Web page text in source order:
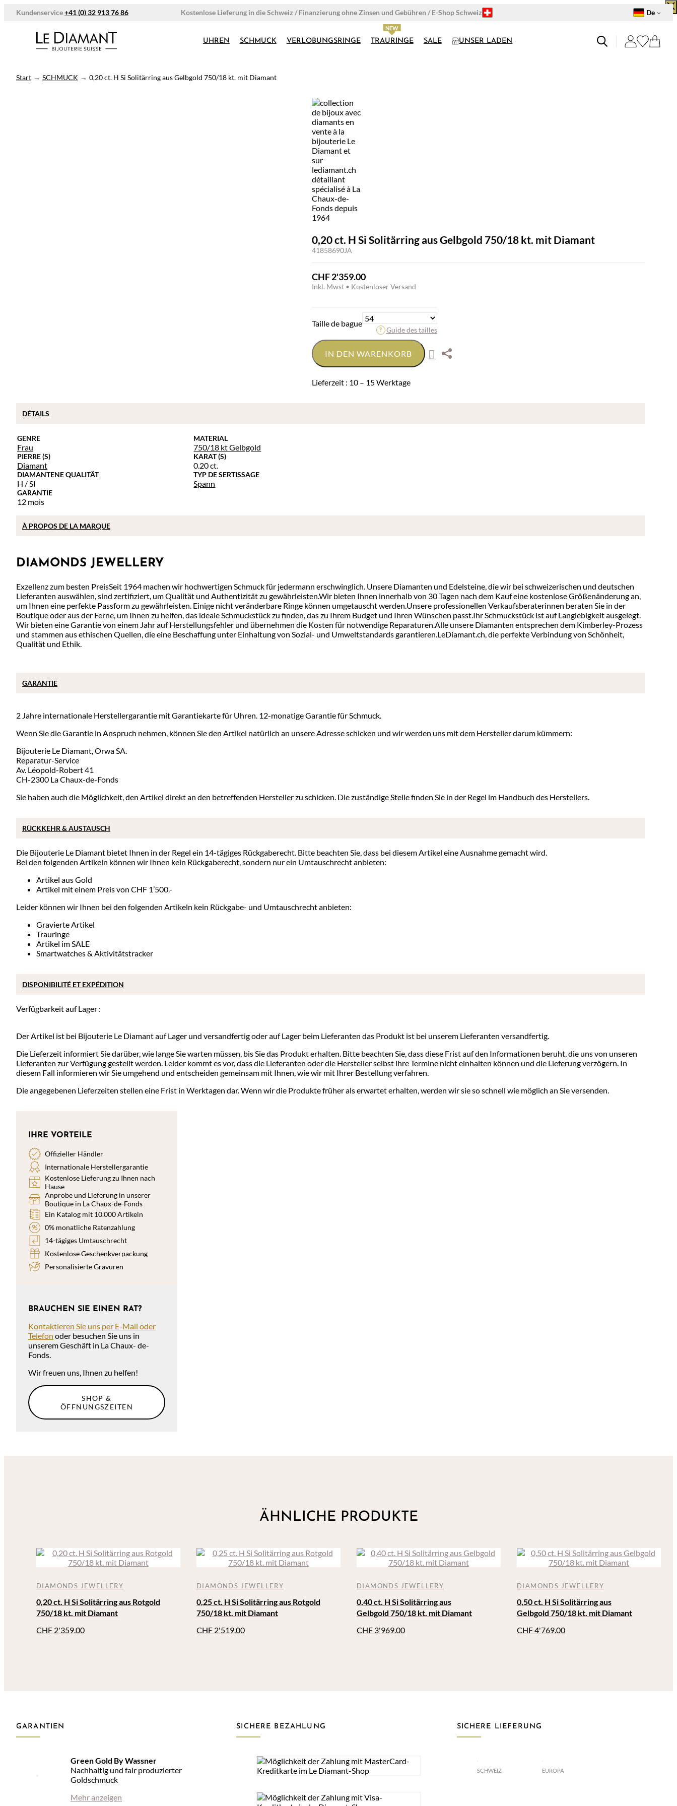
Zum
Inhalt
Kundenservice+41 (0) 32 913 76 86 Kostenlose Lieferung in die Schweiz / Finanzierung ohne Zinsen und Gebühren / E-Shop Schweiz De
UHREN SCHMUCK VERLOBUNGSRINGE TRAURINGE SALE UNSER LADEN
Start → SCHMUCK → 0,20 ct. H Si Solitärring aus Gelbgold 750/18 kt. mit Diamant
0,20 ct. H Si Solitärring aus Gelbgold 750/18 kt. mit Diamant
41858690JA
CHF2'359.00
Inkl. Mwst • Kostenloser Versand
Taille de bague
Guide des tailles
IN DEN WARENKORB
Lieferzeit : 10 – 15 Werktage
GENRE
Frau
MATERIAL
750/18 kt Gelbgold
PIERRE (S)
Diamant
KARAT (S)
0.20 ct.
DIAMANTENE QUALITÄT
H / SI
TYP DE SERTISSAGE
Spann
GARANTIE
12 mois
DIAMONDS JEWELLERY
Exzellenz zum besten PreisSeit 1964 machen wir hochwertigen Schmuck für jedermann erschwinglich. Unsere Diamanten und Edelsteine, die wir bei schweizerischen und deutschen
Lieferanten auswählen, sind zertifiziert, um Qualität und Authentizität zu gewährleisten.Wir bieten Ihnen innerhalb von 30 Tagen nach dem Kauf eine kostenlose Größenänderung an,
um Ihnen eine perfekte Passform zu gewährleisten. Einige nicht veränderbare Ringe können umgetauscht werden.Unsere professionellen Verkaufsberaterinnen beraten Sie in der
Boutique oder aus der Ferne, um Ihnen zu helfen, das ideale Schmuckstück zu finden, das zu Ihrem Budget und Ihren Wünschen passt.Ihr Schmuckstück ist auf Langlebigkeit ausgelegt.
Wir bieten eine Garantie von einem Jahr auf Herstellungsfehler und übernehmen die Kosten für notwendige Reparaturen.Alle unsere Diamanten entsprechen dem Kimberley-Prozess
und stammen aus ethischen Quellen, die eine Beschaffung unter Einhaltung von Sozial- und Umweltstandards garantieren.LeDiamant.ch, die perfekte Verbindung von Schönheit,
Qualität und Ethik.
2 Jahre internationale Herstellergarantie mit Garantiekarte für Uhren. 12-monatige Garantie für Schmuck.
Wenn Sie die Garantie in Anspruch nehmen, können Sie den Artikel natürlich an unsere Adresse schicken und wir werden uns mit dem Hersteller darum kümmern:
Bijouterie Le Diamant, Orwa SA.
Reparatur-Service
Av. Léopold-Robert 41
CH-2300 La Chaux-de-Fonds
Sie haben auch die Möglichkeit, den Artikel direkt an den betreffenden Hersteller zu schicken. Die zuständige Stelle finden Sie in der Regel im Handbuch des Herstellers.
Die Bijouterie Le Diamant bietet Ihnen in der Regel ein 14-tägiges Rückgaberecht. Bitte beachten Sie, dass bei diesem Artikel eine Ausnahme gemacht wird.
Bei den folgenden Artikeln können wir Ihnen kein Rückgaberecht, sondern nur ein Umtauschrecht anbieten:
Artikel aus Gold
Artikel mit einem Preis von CHF 1’500.-
Leider können wir Ihnen bei den folgenden Artikeln kein Rückgabe- und Umtauschrecht anbieten:
Gravierte Artikel
Trauringe
Artikel im SALE
Smartwatches & Aktivitätstracker
Verfügbarkeit auf Lager :
Der Artikel ist bei Bijouterie Le Diamant auf Lager und versandfertig oder auf Lager beim Lieferanten das Produkt ist bei unserem Lieferanten versandfertig.
Die Lieferzeit informiert Sie darüber, wie lange Sie warten müssen, bis Sie das Produkt erhalten. Bitte beachten Sie, dass diese Frist auf den Informationen beruht, die uns von unseren
Lieferanten zur Verfügung gestellt werden. Leider kommt es vor, dass die Lieferanten oder die Hersteller selbst ihre Termine nicht einhalten können und die Lieferung verzögern. In
diesem Fall informieren wir Sie umgehend und entscheiden gemeinsam mit Ihnen, wie wir mit Ihrer Bestellung verfahren.
Die angegebenen Lieferzeiten stellen eine Frist in Werktagen dar. Wenn wir die Produkte früher als erwartet erhalten, werden wir sie so schnell wie möglich an Sie versenden.
DÉTAILS
À PROPOS DE LA MARQUE
GARANTIE
RÜCKKEHR & AUSTAUSCH
DISPONIBILITÉ ET EXPÉDITION
IHRE VORTEILE
Offizieller Händler
Internationale Herstellergarantie
Kostenlose Lieferung zu Ihnen nach
Hause
Anprobe und Lieferung in unserer
Boutique in La Chaux-de-Fonds
Ein Katalog mit 10.000 Artikeln
0% monatliche Ratenzahlung
14-tägiges Umtauschrecht
Kostenlose Geschenkverpackung
Personalisierte Gravuren
BRAUCHEN SIE EINEN RAT?
Kontaktieren Sie uns per E-Mail oder
Telefon oder besuchen Sie uns in
unserem Geschäft in La Chaux- de-
Fonds.
Wir freuen uns, Ihnen zu helfen!
SHOP &
ÖFFNUNGSZEITEN
ÄHNLICHE PRODUKTE
0,20 ct. H Si Solitärring aus Rotgold
750/18 kt. mit Diamant
DIAMONDS JEWELLERY
CHF 2'359.00
0,25 ct. H Si Solitärring aus Rotgold
750/18 kt. mit Diamant
DIAMONDS JEWELLERY
CHF 2'519.00
0,40 ct. H Si Solitärring aus
Gelbgold 750/18 kt. mit Diamant
DIAMONDS JEWELLERY
CHF 3'969.00
0,50 ct. H Si Solitärring aus
Gelbgold 750/18 kt. mit Diamant
DIAMONDS JEWELLERY
CHF4'769.00
GARANTIEN
Green Gold By Wassner
Nachhaltig und fair produzierter
Goldschmuck
Mehr anzeigen
SICHERE BEZAHLUNG SICHERE LIEFERUNG
SCHWEIZ EUROPA